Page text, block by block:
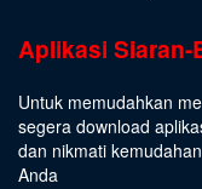
Aplikasi Siaran-
Untuk memudahkan
segera download
dan nikmati
Anda